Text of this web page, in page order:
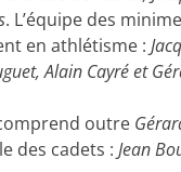
. L’équipe des
en athlétisme :
Alain Cayré et
outre
des cadets : Jean